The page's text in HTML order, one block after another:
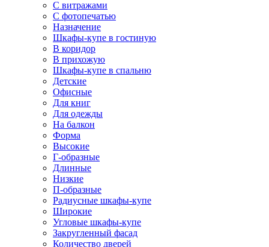
С витражами
С фотопечатью
Назначение
Шкафы-купе в гостиную
В коридор
В прихожую
Шкафы-купе в спальню
Детские
Офисные
Для книг
Для одежды
На балкон
Форма
Высокие
Г-образные
Длинные
Низкие
П-образные
Радиусные шкафы-купе
Широкие
Угловые шкафы-купе
Закругленный фасад
Количество дверей